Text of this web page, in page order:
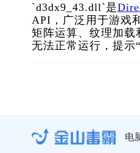
`d3dx9_43.dll`是
API，广泛用于游戏
矩阵运算、纹理加
无法正常运行，提示
电